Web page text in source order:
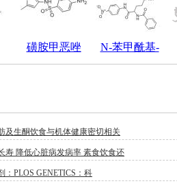
磺胺甲恶唑 N-苯甲酰基-
及生酮饮食与机体健康密切相关
寿 降低心脏病发病率 素食饮食还
：PLOS GENETICS：科